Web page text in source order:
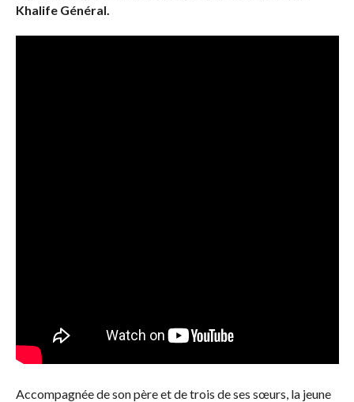
Khalife Général.
Accompagnée de son père et de trois de ses sœurs, la jeune